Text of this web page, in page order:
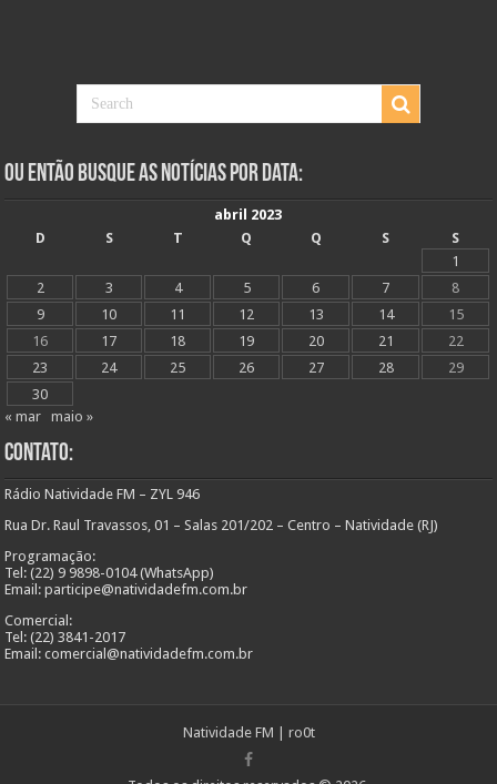
Ou Então Busque as Notícias Por Data:
abril 2023
D
S T Q Q S
S
1
2
3 4 5 6 7
8
9
10 11 12 13 14
15
16
17 18 19 20 21
22
23
24 25 26 27 28
29
30
« mar
maio »
Contato:
Rádio Natividade FM – ZYL 946
Rua Dr. Raul Travassos, 01 – Salas 201/202 – Centro – Natividade (RJ)
Programação:
Tel: (22) 9 9898-0104 (WhatsApp)
Email: participe@natividadefm.com.br
Comercial:
Tel: (22) 3841-2017
Email: comercial@natividadefm.com.br
Natividade FM ro0t